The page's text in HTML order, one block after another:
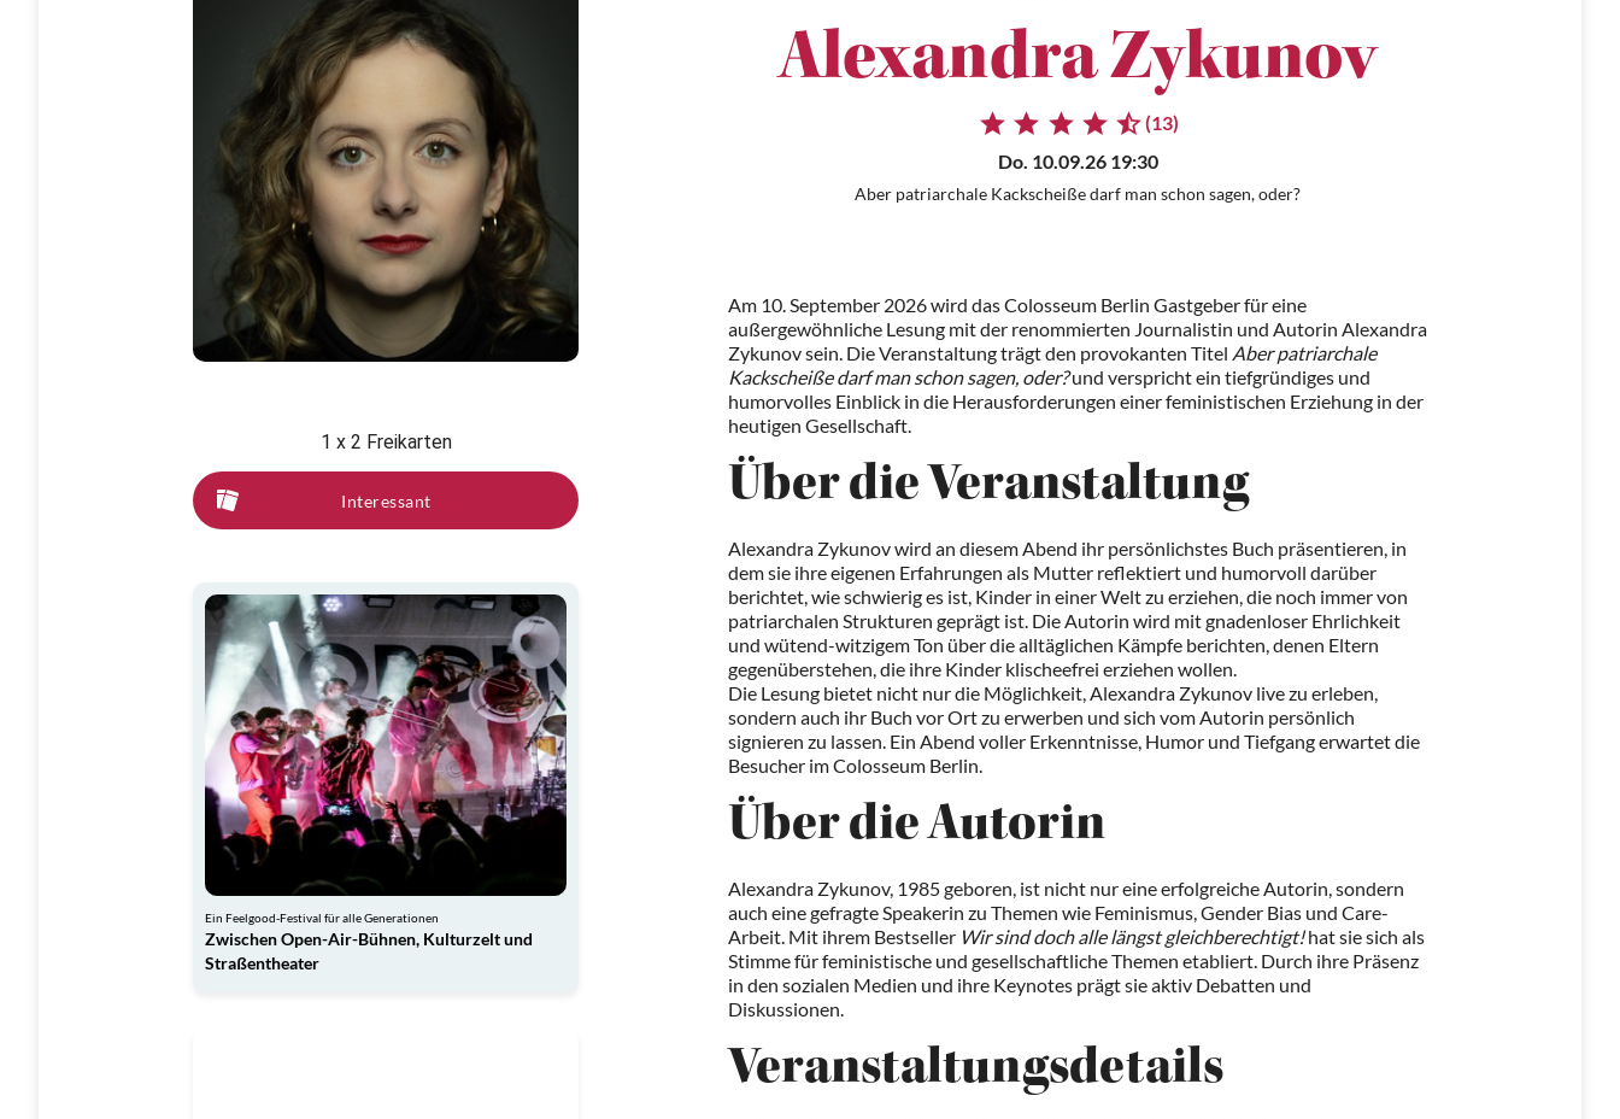
1 x 2 Freikarten
Interessant
Ein Feelgood-Festival für alle Generationen
Zwischen Open-Air-Bühnen, Kulturzelt und
Straßentheater
Alexandra Zykunov
(13)
Do. 10.09.26 19:30
Aber patriarchale Kackscheiße darf man schon sagen, oder?
Am 10. September 2026 wird das Colosseum Berlin Gastgeber für eine
außergewöhnliche Lesung mit der renommierten Journalistin und Autorin Alexandra
Zykunov sein. Die Veranstaltung trägt den provokanten Titel Aber patriarchale
Kackscheiße darf man schon sagen, oder?und verspricht ein tiefgründiges und
humorvolles Einblick in die Herausforderungen einer feministischen Erziehung in der
heutigen Gesellschaft.
Über die Veranstaltung
Alexandra Zykunov wird an diesem Abend ihr persönlichstes Buch präsentieren, in
dem sie ihre eigenen Erfahrungen als Mutter reflektiert und humorvoll darüber
berichtet, wie schwierig es ist, Kinder in einer Welt zu erziehen, die noch immer von
patriarchalen Strukturen geprägt ist. Die Autorin wird mit gnadenloser Ehrlichkeit
und wütend-witzigem Ton über die alltäglichen Kämpfe berichten, denen Eltern
gegenüberstehen, die ihre Kinder klischeefrei erziehen wollen.
Die Lesung bietet nicht nur die Möglichkeit, Alexandra Zykunov live zu erleben,
sondern auch ihr Buch vor Ort zu erwerben und sich vom Autorin persönlich
signieren zu lassen. Ein Abend voller Erkenntnisse, Humor und Tiefgang erwartet die
Besucher im Colosseum Berlin.
Über die Autorin
Alexandra Zykunov, 1985 geboren, ist nicht nur eine erfolgreiche Autorin, sondern
auch eine gefragte Speakerin zu Themen wie Feminismus, Gender Bias und Care-
Arbeit. Mit ihrem Bestseller Wir sind doch alle längst gleichberechtigt!hat sie sich als
Stimme für feministische und gesellschaftliche Themen etabliert. Durch ihre Präsenz
in den sozialen Medien und ihre Keynotes prägt sie aktiv Debatten und
Diskussionen.
Veranstaltungsdetails